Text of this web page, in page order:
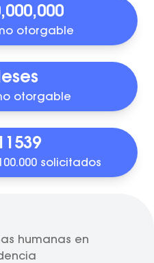
otorgable
otorgable
solicitados
humanas en